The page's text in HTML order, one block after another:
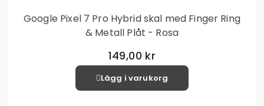
Google Pixel 7 Pro Hybrid skal med Finger Ring
& Metall Plåt - Rosa
149,00 kr
Lägg i varukorg